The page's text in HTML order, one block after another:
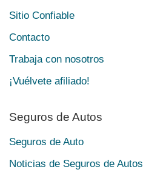
Sitio Confiable
Contacto
Trabaja con nosotros
¡Vuélvete afiliado!
Seguros de Autos
Seguros de Auto
Noticias de Seguros de Autos